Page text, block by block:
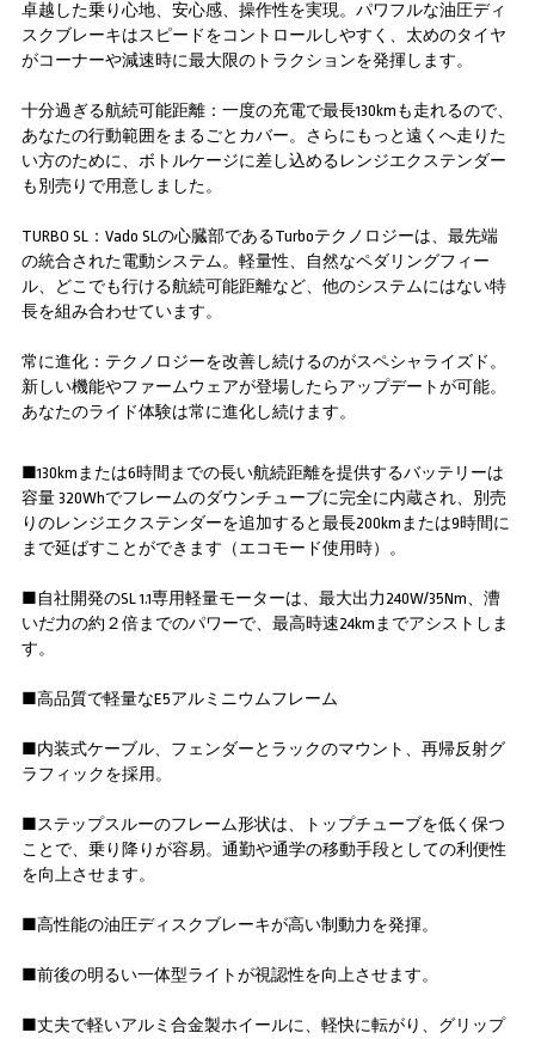
卓越した乗り心地、安心感、操作性を実現。パワフルな油圧ディ
スクブレーキはスピードをコントロールしやすく、太めのタイヤ
がコーナーや減速時に最大限のトラクションを発揮します。
十分過ぎる航続可能距離：一度の充電で最長130kmも走れるので、
あなたの行動範囲をまるごとカバー。さらにもっと遠くへ走りた
い方のために、ボトルケージに差し込めるレンジエクステンダー
も別売りで用意しました。
TURBO SL：Vado SLの心臓部であるTurboテクノロジーは、最先端
の統合された電動システム。軽量性、自然なペダリングフィー
ル、どこでも行ける航続可能距離など、他のシステムにはない特
長を組み合わせています。
常に進化：テクノロジーを改善し続けるのがスペシャライズド。
新しい機能やファームウェアが登場したらアップデートが可能。
あなたのライド体験は常に進化し続けます。
■130kmまたは6時間までの長い航続距離を提供するバッテリーは
容量 320Whでフレームのダウンチューブに完全に内蔵され、別売
りのレンジエクステンダーを追加すると最長200kmまたは9時間に
まで延ばすことができます（エコモード使用時）。
■自社開発のSL 1.1専用軽量モーターは、最大出力240W/35Nm、漕
いだ力の約２倍までのパワーで、最高時速24kmまでアシストしま
す。
■高品質で軽量なE5アルミニウムフレーム
■内装式ケーブル、フェンダーとラックのマウント、再帰反射グ
ラフィックを採用。
■ステップスルーのフレーム形状は、トップチューブを低く保つ
ことで、乗り降りが容易。通勤や通学の移動手段としての利便性
を向上させます。
■高性能の油圧ディスクブレーキが高い制動力を発揮。
■前後の明るい一体型ライトが視認性を向上させます。
■丈夫で軽いアルミ合金製ホイールに、軽快に転がり、グリップ